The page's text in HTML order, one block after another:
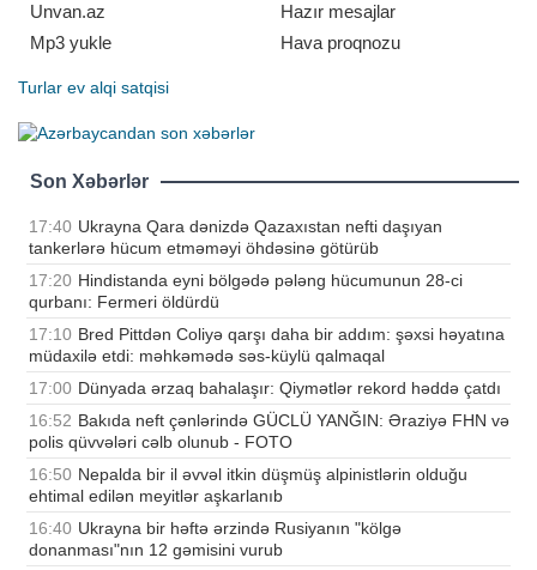
Unvan.az
Hazır mesajlar
Mp3 yukle
Hava proqnozu
Turlar ev alqi satqisi
Son Xəbərlər
17:40 Ukrayna Qara dənizdə Qazaxıstan nefti daşıyan
tankerlərə hücum etməməyi öhdəsinə götürüb
17:20 Hindistanda eyni bölgədə pələng hücumunun 28-ci
qurbanı: Fermeri öldürdü
17:10 Bred Pittdən Coliyə qarşı daha bir addım: şəxsi həyatına
müdaxilə etdi: məhkəmədə səs-küylü qalmaqal
17:00 Dünyada ərzaq bahalaşır: Qiymətlər rekord həddə çatdı
16:52 Bakıda neft çənlərində GÜCLÜ YANĞIN: Əraziyə FHN və
polis qüvvələri cəlb olunub - FOTO
16:50 Nepalda bir il əvvəl itkin düşmüş alpinistlərin olduğu
ehtimal edilən meyitlər aşkarlanıb
16:40 Ukrayna bir həftə ərzində Rusiyanın "kölgə
donanması"nın 12 gəmisini vurub